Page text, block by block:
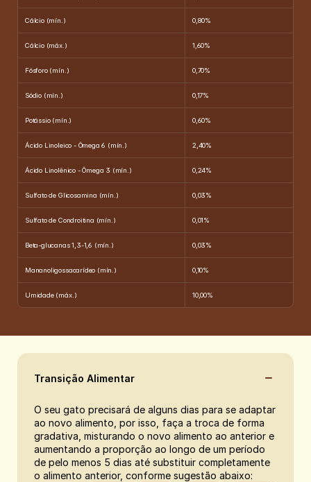
Cálcio (mín.) 0,80%
Cálcio (máx.) 1,60%
Fósforo (mín.) 0,70%
Sódio (mín.) 0,17%
Potássio (mín.) 0,60%
Ácido Linoleico - Ômega 6 (mín.) 2,40%
Ácido Linolênico - Ômega 3 (mín.) 0,24%
Sulfato de Glicosamina (mín.) 0,03%
Sulfato de Condroitina (mín.) 0,01%
Beta-glucanas 1,3-1,6 (mín.) 0,03%
Mananoligossacarídeo (mín.) 0,10%
Umidade (máx.) 10,00%
Transição Alimentar
O seu gato precisará de alguns dias para se adaptar
ao novo alimento, por isso, faça a troca de forma
gradativa, misturando o novo alimento ao anterior e
aumentando a proporção ao longo de um período
de pelo menos 5 dias até substituir completamente
o alimento anterior, conforme sugestão abaixo: